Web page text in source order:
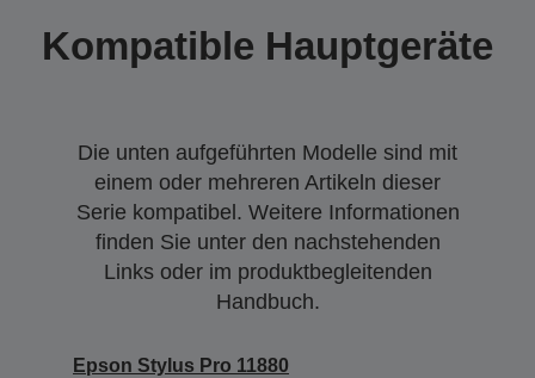
Kompatible Hauptgeräte
Die unten aufgeführten Modelle sind mit
einem oder mehreren Artikeln dieser
Serie kompatibel. Weitere Informationen
finden Sie unter den nachstehenden
Links oder im produktbegleitenden
Handbuch.
Epson Stylus Pro 11880